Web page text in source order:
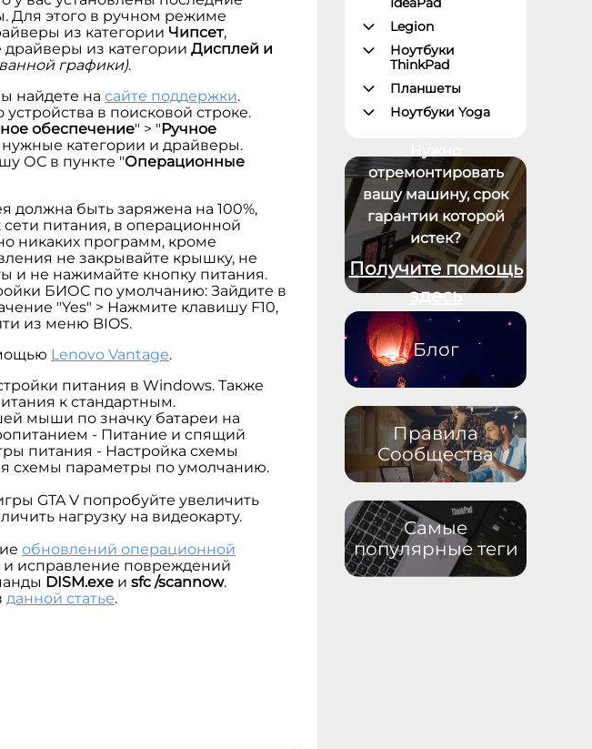
Для этого в ручном режиме
из категории Чипсет,
драйверы из категории Дисплей и
графики).
найдете на сайте поддержки.
в поисковой строке.
обеспечение" > "Ручное
нужные категории и драйверы.
ОС в пункте "Операционные
должна быть заряжена на 100%,
питания, в операционной
никаких программ, кроме
не закрывайте крышку, не
и не нажимайте кнопку питания.
БИОС по умолчанию: Зайдите в
"Yes" > Нажмите клавишу F10,
из меню BIOS.
Lenovo Vantage.
питания в Windows. Также
к стандартным.
мыши по значку батареи на
- Питание и спящий
питания - Настройка схемы
схемы параметры по умолчанию.
GTA V попробуйте увеличить
нагрузку на видеокарту.
обновлений операционной
и исправление повреждений
DISM.exe и sfc /scannow.
данной статье.
Legion
Ноутбуки
ThinkPad
Планшеты
Ноутбуки Yoga
Настольные
компьютеры
Серверы
Мониторы и
дополнительное
оборудование
Операционные
системы и ПО
отремонтировать
вашу машину, срок
гарантии которой
истек?
Получите помощь
здесь
Блог
Правила
Сообщества
Самые
популярные теги